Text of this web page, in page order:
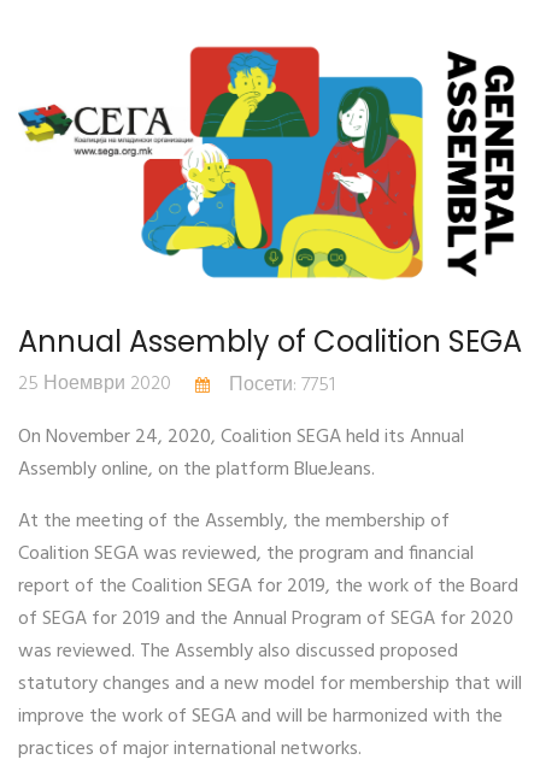
Annual Assembly of Coalition SEGA
25 Ноември 2020
Посети: 7751
On November 24, 2020, Coalition SEGA held its Annual
Assembly online, on the platform BlueJeans.
At the meeting of the Assembly, the membership of
Coalition SEGA was reviewed, the program and financial
report of the Coalition SEGA for 2019, the work of the Board
of SEGA for 2019 and the Annual Program of SEGA for 2020
was reviewed. The Assembly also discussed proposed
statutory changes and a new model for membership that will
improve the work of SEGA and will be harmonized with the
practices of major international networks.